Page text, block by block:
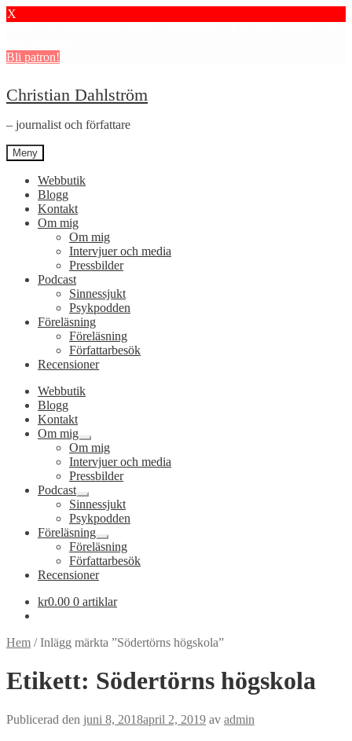
X
Bli patron!
Hoppa
till
navigering
Hoppa
till
innehåll
Christian Dahlström
– journalist och författare
Meny
Webbutik
Blogg
Kontakt
Om mig
Om mig
Intervjuer och media
Pressbilder
Podcast
Sinnessjukt
Psykpodden
Föreläsning
Föreläsning
Författarbesök
Recensioner
Webbutik
Blogg
Kontakt
Om mig
Expandera
undermeny
Om mig
Intervjuer och media
Pressbilder
Podcast
Expandera
undermeny
Sinnessjukt
Psykpodden
Föreläsning
Expandera
undermeny
Föreläsning
Författarbesök
Recensioner
kr0.00 0 artiklar
Hem /Inlägg märkta ”Södertörns högskola”
Etikett: Södertörns högskola
Publicerad den juni 8, 2018april 2, 2019 av admin